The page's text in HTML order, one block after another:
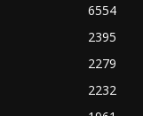
6554
2395
2279
2232